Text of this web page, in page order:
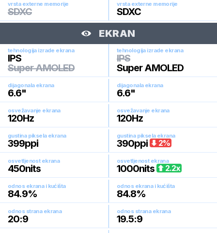
vrsta externe memorije
SDXC
vrsta externe memorije
SDXC
EKRAN
tehnologija izrade ekrana
IPS
Super AMOLED
tehnologija izrade ekrana
IPS
Super AMOLED
dijagonala ekrana
6.6"
dijagonala ekrana
6.6"
osvežavanje ekrana
120Hz
osvežavanje ekrana
120Hz
gustina piksela ekrana
399ppi
gustina piksela ekrana
390ppi 2%
osvetljenost ekrana
450nits
osvetljenost ekrana
1000nits 2.2x
odnos ekrana i kućišta
84.9%
odnos ekrana i kućišta
84.8%
odnos strana ekrana
20:9
odnos strana ekrana
19.5:9